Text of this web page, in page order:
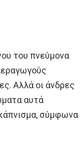
του πνεύμονα
Αλλά οι άνδρες
αυτά
σύμφωνα